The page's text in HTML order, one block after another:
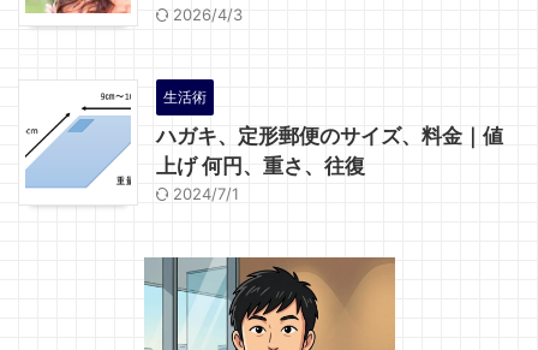
2026/4/3
生活術
ハガキ、定形郵便のサイズ、料金｜値
上げ 何円、重さ、往復
2024/7/1